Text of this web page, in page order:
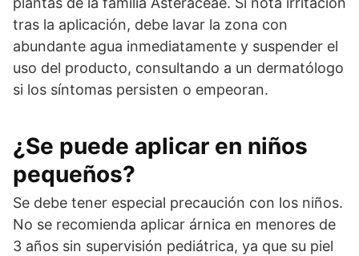
tras la aplicación, debe lavar la zona con
abundante agua inmediatamente y suspender el
uso del producto, consultando a un dermatólogo
si los síntomas persisten o empeoran.
¿Se puede aplicar en niños
pequeños?
Se debe tener especial precaución con los niños.
No se recomienda aplicar árnica en menores de
3 años sin supervisión pediátrica, ya que su piel